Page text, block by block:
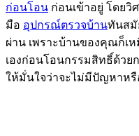
ก่อนโอน ก่อนเข้าอยู่ โดยวิ
มือ อุปกรณ์ตรวจบ้านทันสมั
ผ่าน เพราะบ้านของคุณก็เ
เองก่อนโอนกรรมสิทธิ์ด้ว
ให้มั่นใจว่าจะไม่มีปัญหาห